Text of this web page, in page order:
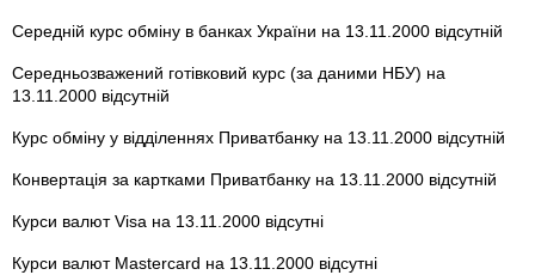
Середній курс обміну в банках України на 13.11.2000 відсутній
Середньозважений готівковий курс (за даними НБУ) на
13.11.2000 відсутній
Курс обміну у відділеннях Приватбанку на 13.11.2000 відсутній
Конвертація за картками Приватбанку на 13.11.2000 відсутній
Курси валют Visa на 13.11.2000 відсутні
Курси валют Mastercard на 13.11.2000 відсутні